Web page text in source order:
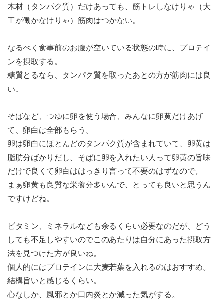
木材（タンパク質）だけあっても、筋トレしなけりゃ（大
工が働かなけりゃ）筋肉はつかない。
なるべく食事前のお腹が空いている状態の時に、プロテイ
ンを摂取する。
糖質とるなら、タンパク質を取ったあとの方が筋肉には良
い。
そばなど、つゆに卵を使う場合、みんなに卵黄だけあげ
て、卵白は全部もらう。
卵は卵白にほとんどのタンパク質が含まれていて、卵黄は
脂肪分ばかりだし、そばに卵を入れたい人って卵黄の旨味
だけで良くて卵白ははっきり言って不要のはずなので。
まぁ卵黄も良質な栄養分多いんで、とっても良いと思うん
ですけどね。
ビタミン、ミネラルなども余るくらい必要なのだが、どう
しても不足しやすいのでこのあたりは自分にあった摂取方
法を見つけた方が良いね。
個人的にはプロテインに大麦若葉を入れるのはおすすめ。
結構旨いと感じるくらい。
心なしか、風邪とか口内炎とか減った気がする。